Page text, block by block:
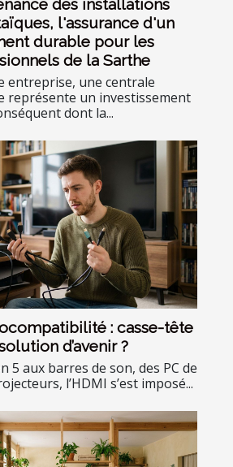
des installations
l'assurance d'un
durable pour les
de la Sarthe
entreprise, une centrale
représente un investissement
dont la...
: casse-tête
d’avenir ?
5 aux barres de son, des PC de
l’HDMI s’est imposé...